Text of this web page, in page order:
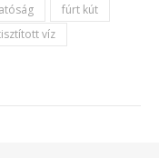
fúrt kút
víz